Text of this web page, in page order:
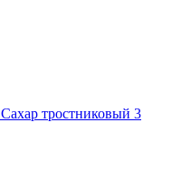
Сахар тростниковый 3